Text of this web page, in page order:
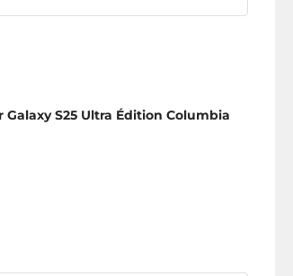
S25 Ultra Édition Columbia